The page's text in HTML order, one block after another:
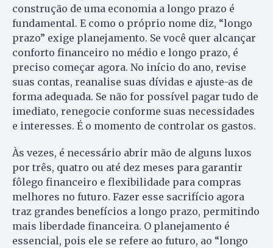
construção de uma economia a longo prazo é
fundamental. E como o próprio nome diz, “longo
prazo” exige planejamento. Se você quer alcançar
conforto financeiro no médio e longo prazo, é
preciso começar agora. No início do ano, revise
suas contas, reanalise suas dívidas e ajuste-as de
forma adequada. Se não for possível pagar tudo de
imediato, renegocie conforme suas necessidades
e interesses. É o momento de controlar os gastos.
Às vezes, é necessário abrir mão de alguns luxos
por três, quatro ou até dez meses para garantir
fôlego financeiro e flexibilidade para compras
melhores no futuro. Fazer esse sacrifício agora
traz grandes benefícios a longo prazo, permitindo
mais liberdade financeira. O planejamento é
essencial, pois ele se refere ao futuro, ao “longo